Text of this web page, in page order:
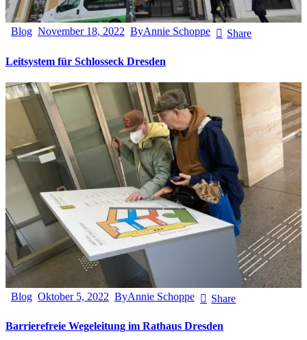
Blog November 18, 2022 ByAnnie Schoppe Share
Leitsystem für Schlosseck Dresden
Blog Oktober 5, 2022 ByAnnie Schoppe Share
Barrierefreie Wegeleitung im Rathaus Dresden